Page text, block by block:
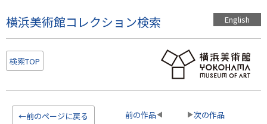
の
ペ
ー
本
横浜美術館コレクション検索 English
検索TOP
←前のページに戻る 前の作品 次の作品